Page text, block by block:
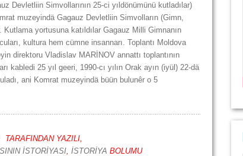
Devletliin Simvollarının 25-ci yıldönümünü kutladılar)
muzeyindä Gagauz Devletliin Simvolların (Gimn,
yortusuna katıldılar Gagauz Milli Gimnanın
kultura hem cümne insannarı. Toplantı Moldova
direktoru Vladislav MARİNOV annattı toplantının
kabledi 25 yıl geeri, 1990-cı yılın Orak ayın (iyül) 22-dä
ani Komrat muzeyindä büün bulunêr o 5
TARAFINDAN YAZILI,
İSTORİYASI, İSTORİYA BOLUMU